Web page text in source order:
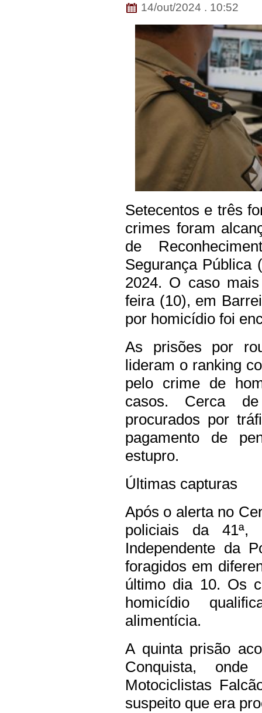
14/out/2024 . 10:52
Setecentos e três
crimes foram
de
Segurança Pública
2024. O caso
feira (10), em
por homicídio foi
As prisões por
lideram o ranking
pelo crime de
casos. Cerca
procurados por
pagamento de
estupro.
Últimas capturas
Após o alerta no
policiais da 41ª,
Independente da
foragidos em
último dia 10. Os
homicídio
alimentícia.
A quinta prisão
Conquista,
Motociclistas
suspeito que era